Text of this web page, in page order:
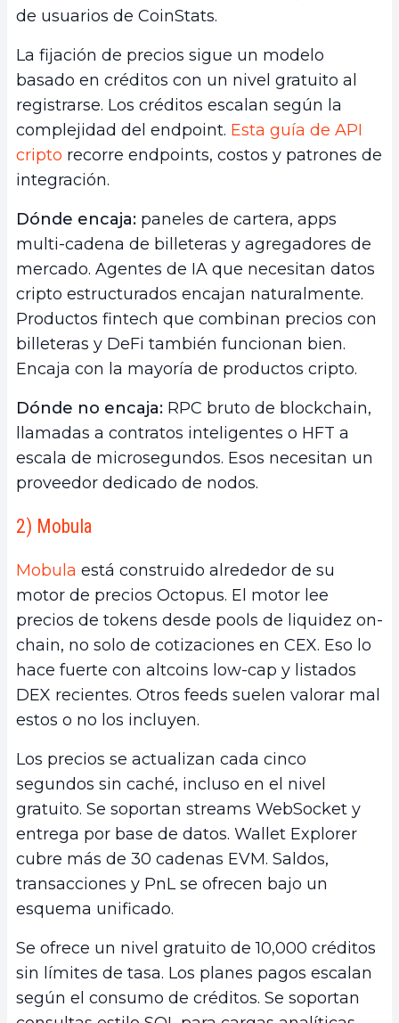
de usuarios de CoinStats.
La fijación de precios sigue un modelo
basado en créditos con un nivel gratuito al
registrarse. Los créditos escalan según la
complejidad del endpoint. Esta guía de API
cripto recorre endpoints, costos y patrones de
integración.
Dónde encaja: paneles de cartera, apps
multi-cadena de billeteras y agregadores de
mercado. Agentes de IA que necesitan datos
cripto estructurados encajan naturalmente.
Productos fintech que combinan precios con
billeteras y DeFi también funcionan bien.
Encaja con la mayoría de productos cripto.
Dónde no encaja: RPC bruto de blockchain,
llamadas a contratos inteligentes o HFT a
escala de microsegundos. Esos necesitan un
proveedor dedicado de nodos.
2) Mobula
Mobula está construido alrededor de su
motor de precios Octopus. El motor lee
precios de tokens desde pools de liquidez on-
chain, no solo de cotizaciones en CEX. Eso lo
hace fuerte con altcoins low-cap y listados
DEX recientes. Otros feeds suelen valorar mal
estos o no los incluyen.
Los precios se actualizan cada cinco
segundos sin caché, incluso en el nivel
gratuito. Se soportan streams WebSocket y
entrega por base de datos. Wallet Explorer
cubre más de 30 cadenas EVM. Saldos,
transacciones y PnL se ofrecen bajo un
esquema unificado.
Se ofrece un nivel gratuito de 10,000 créditos
sin límites de tasa. Los planes pagos escalan
según el consumo de créditos. Se soportan